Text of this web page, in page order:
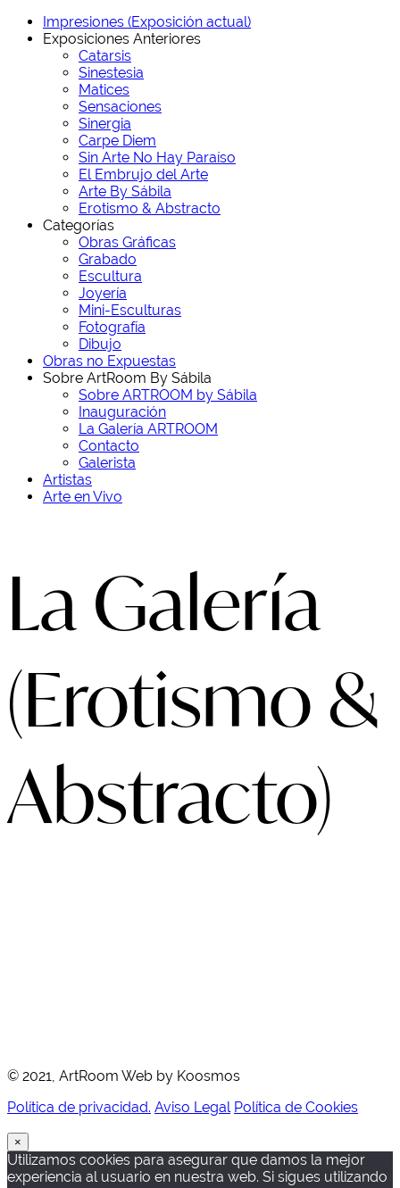
Impresiones (Exposición actual)
Exposiciones Anteriores
Catarsis
Sinestesia
Matices
Sensaciones
Sinergia
Carpe Diem
Sin Arte No Hay Paraíso
El Embrujo del Arte
Arte By Sábila
Erotismo & Abstracto
Categorías
Obras Gráficas
Grabado
Escultura
Joyería
Mini-Esculturas
Fotografía
Dibujo
Obras no Expuestas
Sobre ArtRoom By Sábila
Sobre ARTROOM by Sábila
Inauguración
La Galería ARTROOM
Contacto
Galerista
Artistas
Arte en Vivo
La Galería
(Erotismo &
Abstracto)
© 2021, ArtRoom Web by Koosmos
Política de privacidad. Aviso Legal Política de Cookies
×
Utilizamos cookies para asegurar que damos la mejor
experiencia al usuario en nuestra web. Si sigues utilizando